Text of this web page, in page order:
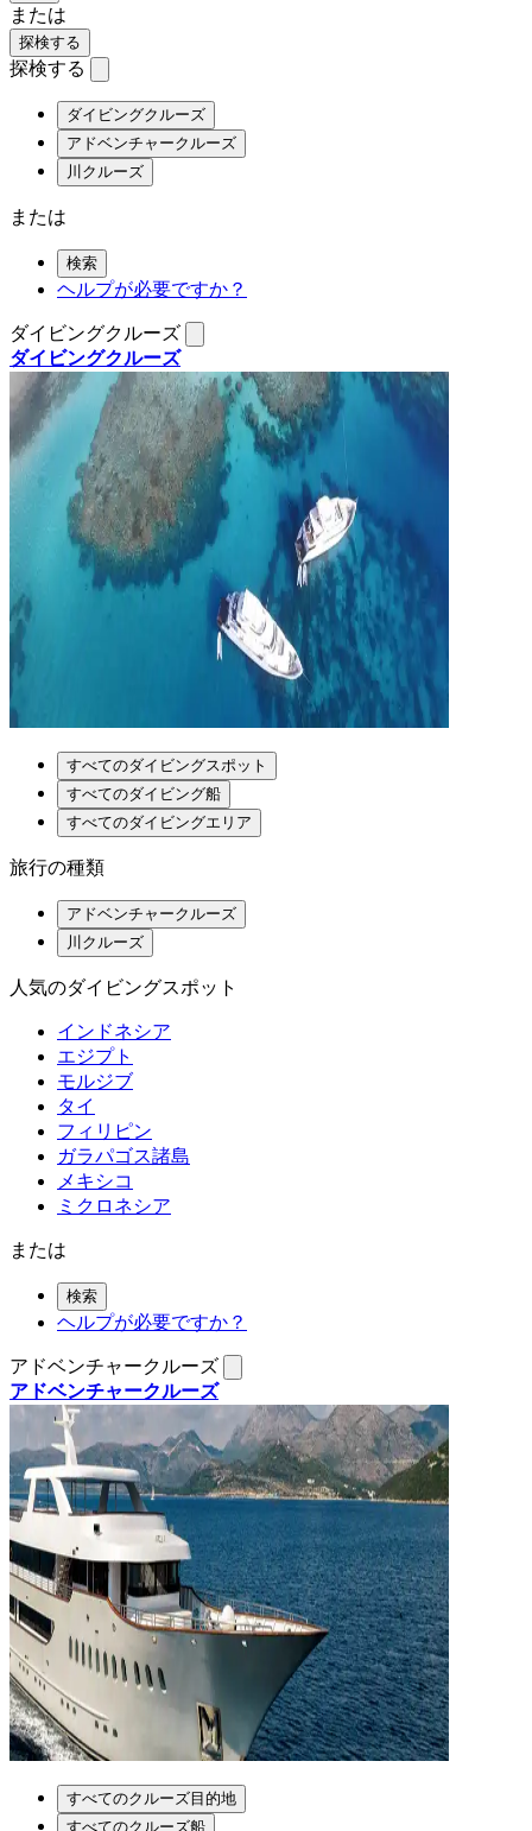
または
探検する
探検する
ダイビングクルーズ
アドベンチャークルーズ
川クルーズ
または
検索
ヘルプが必要ですか？
ダイビングクルーズ
ダイビングクルーズ
すべてのダイビングスポット
すべてのダイビング船
すべてのダイビングエリア
旅行の種類
アドベンチャークルーズ
川クルーズ
人気のダイビングスポット
インドネシア
エジプト
モルジブ
タイ
フィリピン
ガラパゴス諸島
メキシコ
ミクロネシア
または
検索
ヘルプが必要ですか？
アドベンチャークルーズ
アドベンチャークルーズ
すべてのクルーズ目的地
すべてのクルーズ船